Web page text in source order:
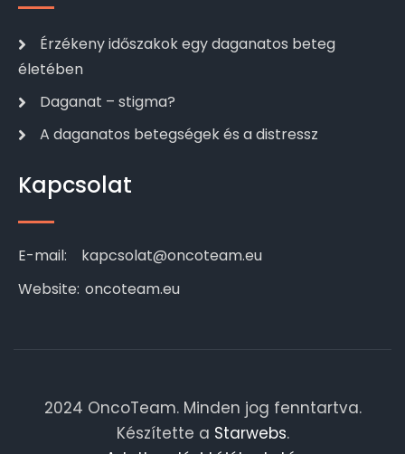
Érzékeny időszakok egy daganatos beteg
életében
Daganat – stigma?
A daganatos betegségek és a distressz
Kapcsolat
E-mail:
kapcsolat@oncoteam.eu
Website: oncoteam.eu
2024 OncoTeam. Minden jog fenntartva.
Készítette a Starwebs.